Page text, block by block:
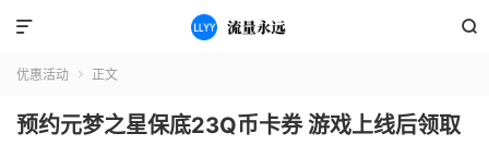


优惠活动  正文
预约元梦之星保底23Q币卡券 游戏上线后领取